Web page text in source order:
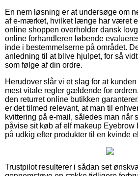
En nem løsning er at undersøge om
af e-mærket, hvilket længe har været
online shoppen overholder dansk
online forhandleren løbende
inde i bestemmelserne på området.
anledning til at blive hjulpet, for så
som følge af din ordre.
Herudover slår vi et slag for at
mest vitale regler gældende for
den returret online butikken
er det tilmed relevant, at man til
kvittering på e-mail, således man når
påvise sit køb af elf makeup Eyebrow
på udkig efter produkter til en kvinde
Trustpilot resulterer i sådan set